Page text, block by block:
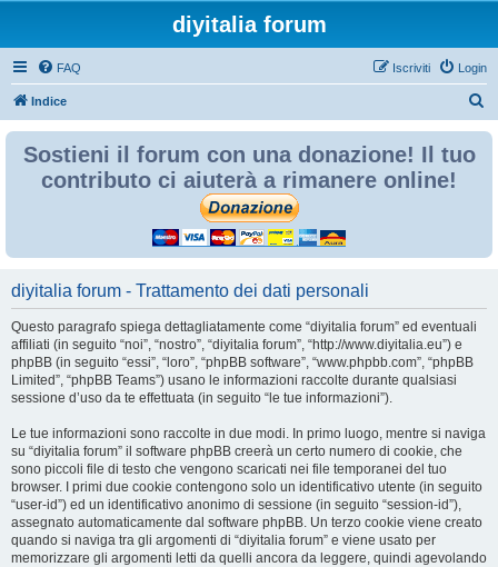
diyitalia forum
FAQ Login
Iscriviti
Indice
Sostieni il forum con una donazione! Il tuo
contributo ci aiuterà a rimanere online!
diyitalia forum - Trattamento dei dati personali
Questo paragrafo spiega dettagliatamente come “diyitalia forum” ed eventuali
affiliati (in seguito “noi”, “nostro”, “diyitalia forum”, “http://www.diyitalia.eu”) e
phpBB (in seguito “essi”, “loro”, “phpBB software”, “www.phpbb.com”, “phpBB
Limited”, “phpBB Teams”) usano le informazioni raccolte durante qualsiasi
sessione d’uso da te effettuata (in seguito “le tue informazioni”).
Le tue informazioni sono raccolte in due modi. In primo luogo, mentre si naviga
su “diyitalia forum” il software phpBB creerà un certo numero di cookie, che
sono piccoli file di testo che vengono scaricati nei file temporanei del tuo
browser. I primi due cookie contengono solo un identificativo utente (in seguito
“user-id”) ed un identificativo anonimo di sessione (in seguito “session-id”),
assegnato automaticamente dal software phpBB. Un terzo cookie viene creato
quando si naviga tra gli argomenti di “diyitalia forum” e viene usato per
memorizzare gli argomenti letti da quelli ancora da leggere, quindi agevolando